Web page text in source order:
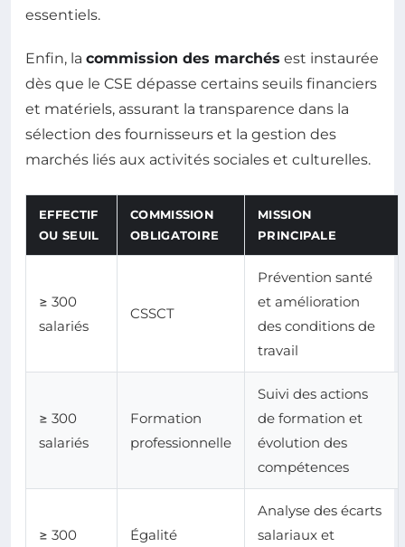
essentiels.
Enfin, la commission des marchés est instaurée
dès que le CSE dépasse certains seuils financiers
et matériels, assurant la transparence dans la
sélection des fournisseurs et la gestion des
marchés liés aux activités sociales et culturelles.
EFFECTIF
OU SEUIL
COMMISSION
OBLIGATOIRE
MISSION
PRINCIPALE
≥ 300
salariés
CSSCT
Prévention santé
et amélioration
des conditions de
travail
≥ 300
salariés
Formation
professionnelle
Suivi des actions
de formation et
évolution des
compétences
≥ 300 Égalité
Analyse des écarts
salariaux et